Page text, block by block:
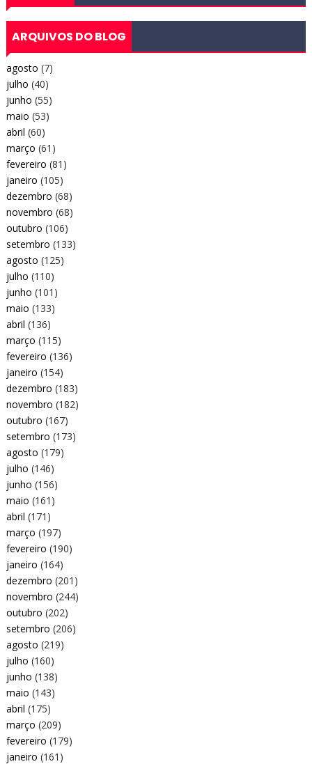
ARQUIVOS DO BLOG
agosto (7)
julho (40)
junho (55)
maio (53)
abril (60)
março (61)
fevereiro (81)
janeiro (105)
dezembro (68)
novembro (68)
outubro (106)
setembro (133)
agosto (125)
julho (110)
junho (101)
maio (133)
abril (136)
março (115)
fevereiro (136)
janeiro (154)
dezembro (183)
novembro (182)
outubro (167)
setembro (173)
agosto (179)
julho (146)
junho (156)
maio (161)
abril (171)
março (197)
fevereiro (190)
janeiro (164)
dezembro (201)
novembro (244)
outubro (202)
setembro (206)
agosto (219)
julho (160)
junho (138)
maio (143)
abril (175)
março (209)
fevereiro (179)
janeiro (161)